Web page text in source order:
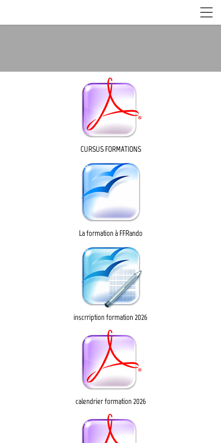
CURSUS FORMATIONS
La formation à FFRando
inscrription formation 2026
calendrier formation 2026